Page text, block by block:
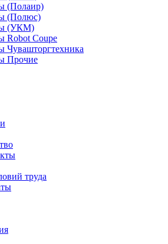
(Полаир)
(Полюс)
(УКМ)
Robot Coupe
Чувашторгтехника
Прочие
труда